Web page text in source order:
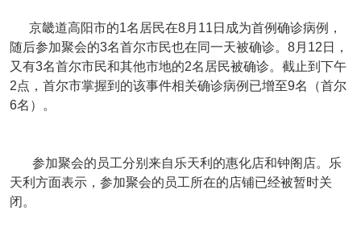
京畿道高阳市的1名居民在8月11日成为首例确诊病例，
随后参加聚会的3名首尔市民也在同一天被确诊。8月12日，
又有3名首尔市民和其他市地的2名居民被确诊。截止到下午
2点，首尔市掌握到的该事件相关确诊病例已增至9名（首尔
6名）。
参加聚会的员工分别来自乐天利的惠化店和钟阁店。乐
天利方面表示，参加聚会的员工所在的店铺已经被暂时关
闭。